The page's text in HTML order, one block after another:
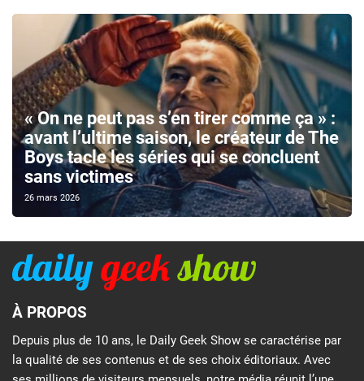
« On ne peut pas s’en tirer comme ça » :
avant l’ultime saison, le créateur de The
Boys tacle les séries qui se concluent
sans victimes
26 mars 2026
À PROPOS
Depuis plus de 10 ans, le Daily Geek Show se caractérise par
la qualité de ses contenus et de ses choix éditoriaux. Avec